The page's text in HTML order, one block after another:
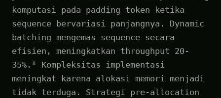
komputasi pada padding token ketika
sequence bervariasi panjangnya. Dynamic
batching mengemas sequence secara
efisien, meningkatkan throughput 20-
35%.⁸ Kompleksitas implementasi
meningkat karena alokasi memori menjadi
tidak terduga. Strategi pre-allocation